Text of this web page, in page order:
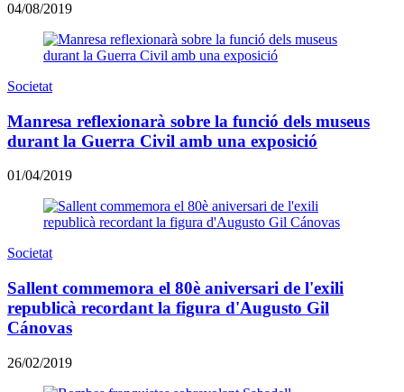
04/08/2019
Societat
Manresa reflexionarà sobre la funció dels museus
durant la Guerra Civil amb una exposició
01/04/2019
Societat
Sallent commemora el 80è aniversari de l'exili
republicà recordant la figura d'Augusto Gil
Cánovas
26/02/2019